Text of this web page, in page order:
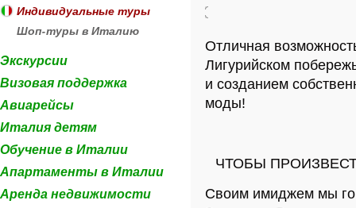
Индивидуальные туры
Шоп-туры в Италию
Экскурсии
Визовая поддержка
Авиарейсы
Италия детям
Обучение в Италии
Апартаменты в Италии
Аренда недвижимости
Отличная
Лигурийском
и созданием
моды!
ЧТОБЫ
Своим имиджем мы